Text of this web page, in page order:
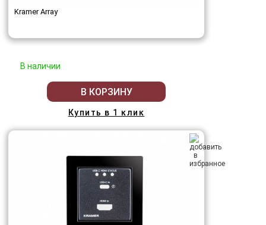
Kramer Array
В наличии
В КОРЗИНУ
Купить в 1 клик